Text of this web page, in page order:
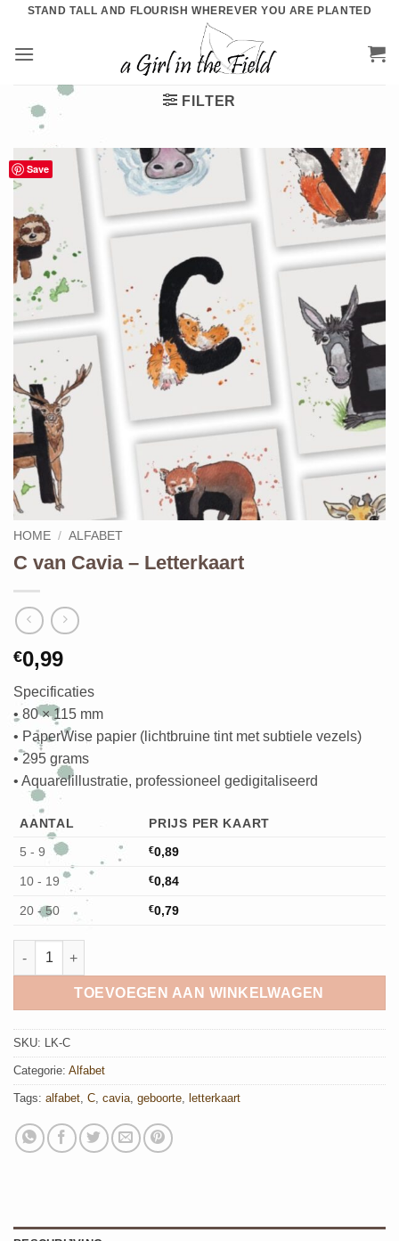
inhoud
STAND TALL AND FLOURISH WHEREVER YOU ARE PLANTED
FILTER
Save
HOME / ALFABET
C van Cavia – Letterkaart
€0,99
Specificaties
• 80 × 115 mm
• PaperWise papier (lichtbruine tint met subtiele vezels)
• 295 grams
• Aquarelillustratie, professioneel gedigitaliseerd
AANTAL
PRIJS PER KAART
5 - 9
€0,89
10 - 19 €0,84
20 - 50 €0,79
C van Cavia - Letterkaart aantal
TOEVOEGEN AAN WINKELWAGEN
SKU: LK-C
Categorie: Alfabet
Tags: alfabet, C, cavia, geboorte, letterkaart